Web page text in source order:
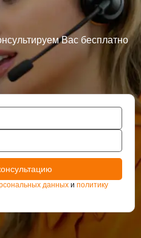
Вас бесплатно
данных и политику